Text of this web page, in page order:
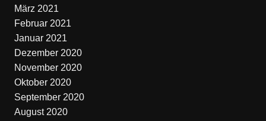
März 2021
Februar 2021
Januar 2021
Dezember 2020
November 2020
Oktober 2020
September 2020
August 2020